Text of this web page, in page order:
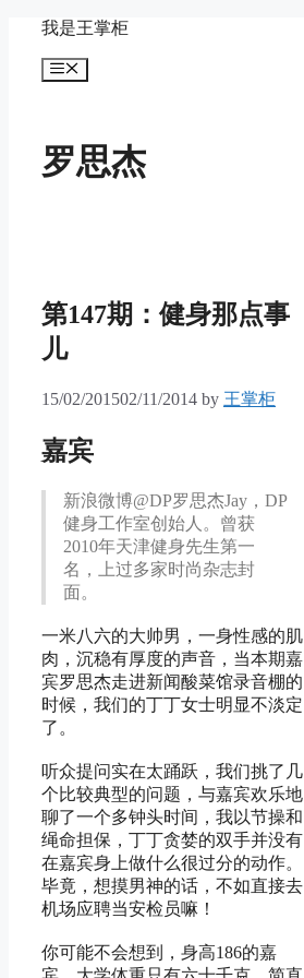
content
我是王掌柜
Menu
罗思杰
第147期：健身那点事
儿
15/02/201502/11/2014 by 王掌柜
嘉宾
新浪微博@DP罗思杰Jay，DP
健身工作室创始人。曾获
2010年天津健身先生第一
名，上过多家时尚杂志封
面。
一米八六的大帅男，一身性感的肌
肉，沉稳有厚度的声音，当本期嘉
宾罗思杰走进新闻酸菜馆录音棚的
时候，我们的丁丁女士明显不淡定
了。
听众提问实在太踊跃，我们挑了几
个比较典型的问题，与嘉宾欢乐地
聊了一个多钟头时间，我以节操和
绳命担保，丁丁贪婪的双手并没有
在嘉宾身上做什么很过分的动作。
毕竟，想摸男神的话，不如直接去
机场应聘当安检员嘛！
你可能不会想到，身高186的嘉